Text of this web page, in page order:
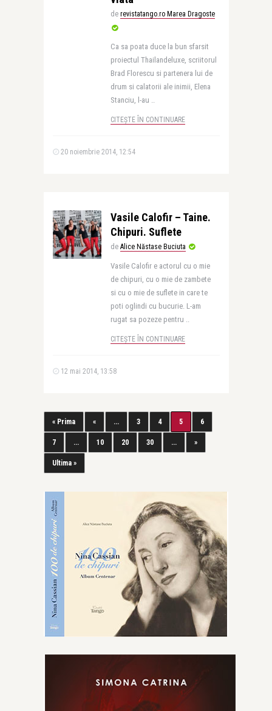
de revistatango.ro Marea Dragoste
Ca sa poata duce la bun sfarsit
proiectul Thailandeluxe, scriitorul
Brad Florescu si partenera lui de
drum si calatorii ale inimii, Elena
Stanciu, l-au ..
CITEȘTE ÎN CONTINUARE
20 noiembrie 2014, 12:54
Vasile Calofir – Taine.
Chipuri. Suflete
de Alice Năstase Buciuta
Vasile Calofir e actorul cu o mie
de chipuri, cu o mie de zambete
si cu o mie de suflete in care te
poti oglindi cu bucurie. L-am
rugat sa pozeze pentru ..
CITEȘTE ÎN CONTINUARE
12 mai 2014, 13:58
« Prima « ... 3 4 5 6
7 ... 10 20 30 ... »
Ultima »